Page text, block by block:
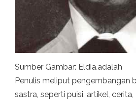
Sumber Gambar: Eldia.adalah
Penulis meliput pengembangan
sastra, seperti puisi, artikel,